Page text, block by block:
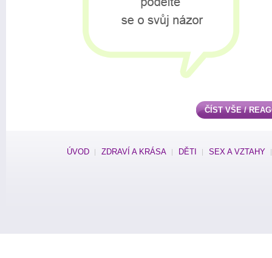
ČÍST VŠE /
ÚVOD ZDRAVÍ A KRÁSA DĚTI SEX A VZTAHY